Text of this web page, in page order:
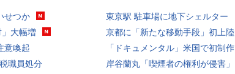
せつか
」大幅増
意喚起
職員処分
東京駅 駐車場に地下シェルター
京都に「新たな移動手段」初上陸
「ドキュメンタル」米国で初制作
岸谷蘭丸「喫煙者の権利が侵害」